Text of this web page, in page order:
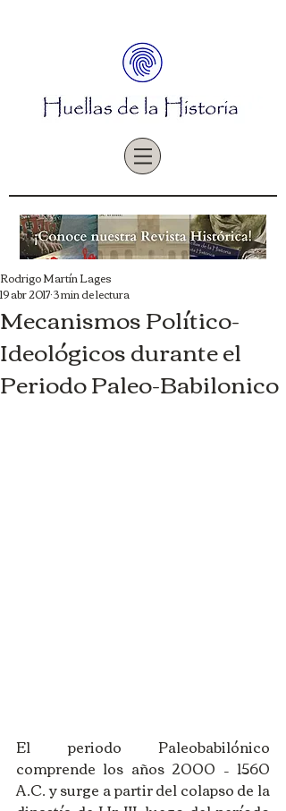
Mecanismos Político-
Ideológicos durante el
Periodo Paleo-Babilonico
Rodrigo Martín Lages
19 abr 20173 min de lectura
El periodo Paleobabilónico
comprende los años 2000 – 1560
A.C. y surge a partir del colapso de la